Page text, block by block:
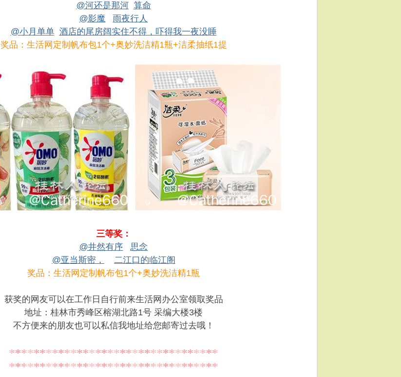
@河还是那河 算命
@影魔
雨夜行人
@小月单单 酒店的尾房阔实住不得，吓得我一夜没睡
奖品：生活网定制帆布包1个+奥妙洗洁精1瓶+洁柔抽纸1提
三等奖：
@井然有序
思念
@亚当斯密，
二江口的临江阁
奖品：生活网定制帆布包1个+奥妙洗洁精1瓶
获奖的网友可以在工作日自行前来生活网办公室领取奖品
地址：桂林市秀峰区榕湖北路1号 采编大楼3楼
不方便来的朋友也可以私信我地址给您邮寄过去哦！